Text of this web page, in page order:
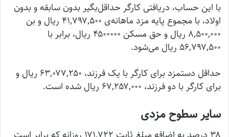
با این حساب، دریافتی کارگر حداقل‌بگیر بدون سابقه و بدون
اولاد، با مجموع پایه مزد ماهانه‌ی ۴۱,۷۹۷,۵۰۰ ریال و بن
۸,۵۰۰,۰۰۰ ریال و حق مسکن ۴۵۰۰۰۰۰ ریال، برابر با
۵۶,۷۹۷,۵۰۰ ریال می‌شود.
حداقل دستمزد برای کارگر با یک فرزند، ۶۳,۰۷۷,۲۵۰ ریال و
برای کارگر با دو فرزند، ۶۷,۲۵۷,۰۰۰ ریال شده است.
سایر سطوح مزدی